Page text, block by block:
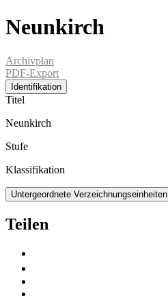
Neunkirch
Archivplan
PDF-Export
Identifikation
Titel
Neunkirch
Stufe
Klassifikation
Untergeordnete Verzeichnungseinheiten
Teilen